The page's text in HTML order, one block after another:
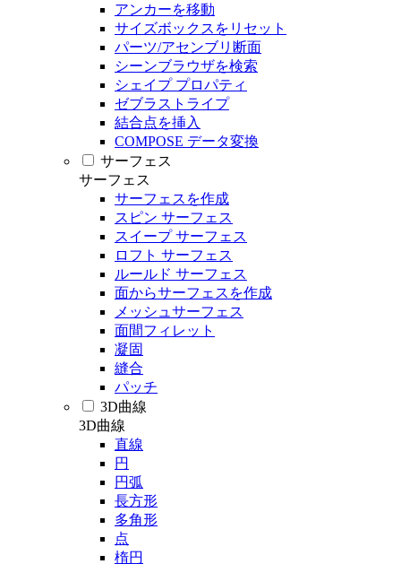
アンカーを移動
サイズボックスをリセット
パーツ/アセンブリ断面
シーンブラウザを検索
シェイプ プロパティ
ゼブラストライプ
結合点を挿入
COMPOSE データ変換
サーフェス
サーフェス
サーフェスを作成
スピン サーフェス
スイープ サーフェス
ロフト サーフェス
ルールド サーフェス
面からサーフェスを作成
メッシュサーフェス
面間フィレット
凝固
縫合
パッチ
3D曲線
3D曲線
直線
円
円弧
長方形
多角形
点
楕円